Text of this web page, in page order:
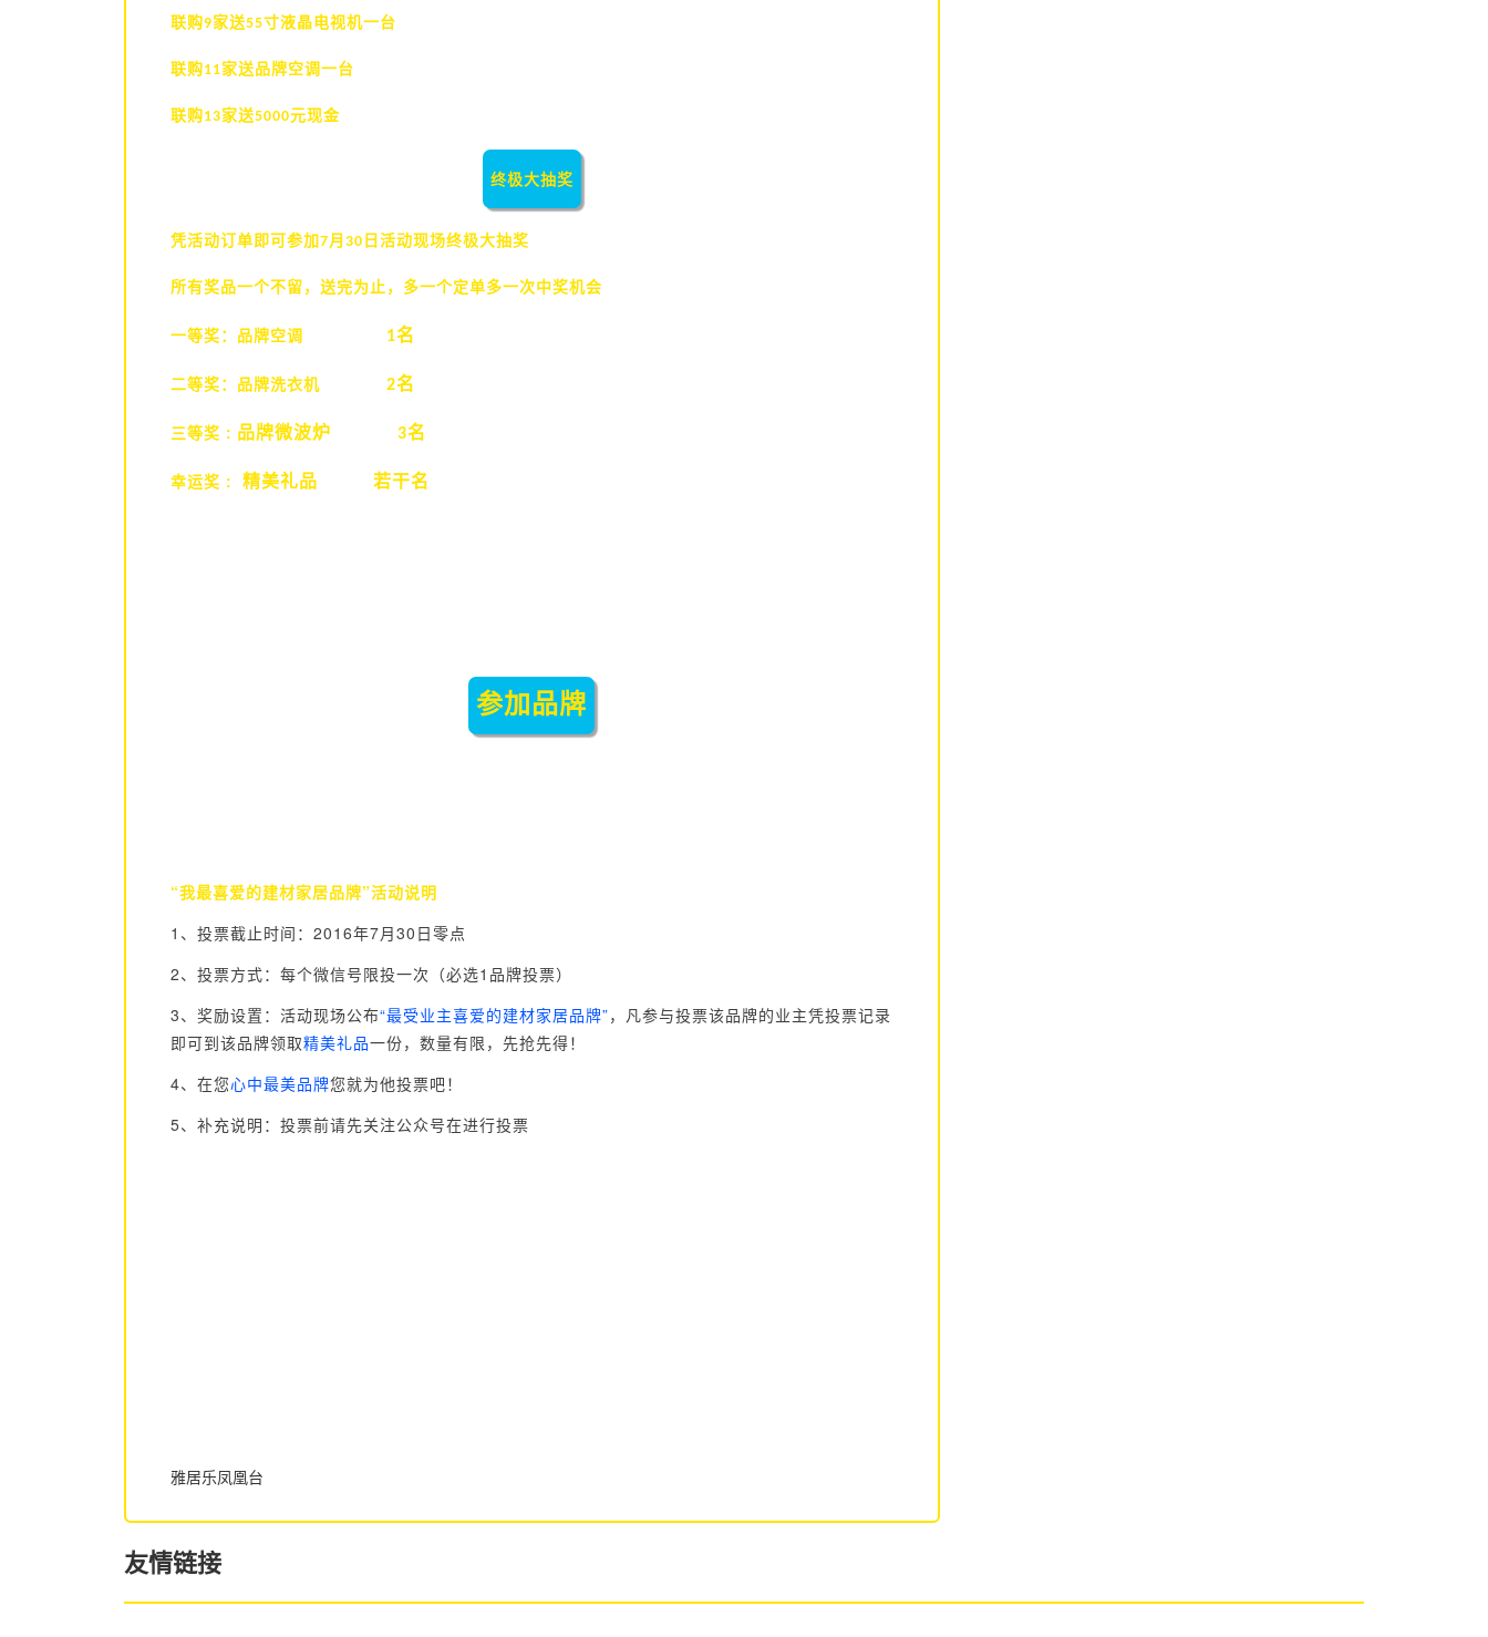
联购9家送55寸液晶电视机一台
联购11家送品牌空调一台
联购13家送5000元现金
终极大抽奖
凭活动订单即可参加 7 月 30 日活动现场终极大抽奖
所有奖品一个不留，送完为止，多一个定单多一次中奖机会
一等奖：品牌空调 1名
二等奖：品牌洗衣机 2名
三等奖 : 品牌微波炉 3名
幸运奖 : 精美礼品 若干名
参加品牌
“我最喜爱的建材家居品牌”活动说明
1、投票截止时间：2016年7月30日零点
2、投票方式：每个微信号限投一次（必选1品牌投票）
3、奖励设置：活动现场公布“最受业主喜爱的建材家居品牌”，凡参与投票该品牌的业主凭投票记录
即可到该品牌领取精美礼品一份，数量有限，先抢先得！
4、在您心中最美品牌您就为他投票吧！
5、补充说明：投票前请先关注公众号在进行投票
雅居乐凤凰台
友情链接